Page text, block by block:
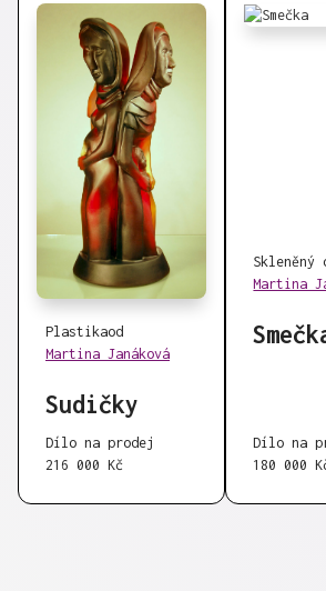
Plastikaod
Martina Janáková
Sudičky
Dílo na prodej
216 000 Kč
Skleněný
Martina
Dílo na
180 000